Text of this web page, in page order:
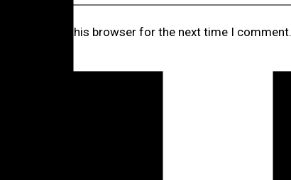
website in this browser for the next time I comment.